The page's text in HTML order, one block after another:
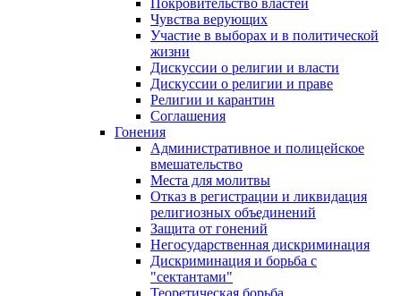
Покровительство властей
Чувства верующих
Участие в выборах и в политической
жизни
Дискуссии о религии и власти
Дискуссии о религии и праве
Религии и карантин
Соглашения
Гонения
Административное и полицейское
вмешательство
Места для молитвы
Отказ в регистрации и ликвидация
религиозных объединений
Защита от гонений
Негосударственная дискриминация
Дискриминация и борьба с
"сектантами"